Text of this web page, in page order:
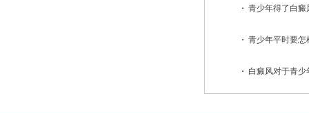
青少年得了白癜
青少年平时要怎
白癜风对于青少